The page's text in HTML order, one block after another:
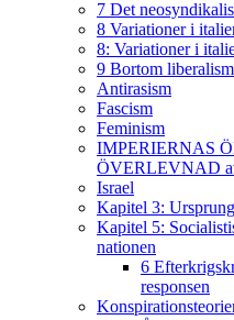
7 Det
8 Variationer i
8: Variationer i
9 Bortom
Antirasism
Fascism
Feminism
IMPERIERNAS
ÖVERLEVNAD
Israel
Kapitel 3:
Kapitel 5:
nationen
6
responsen